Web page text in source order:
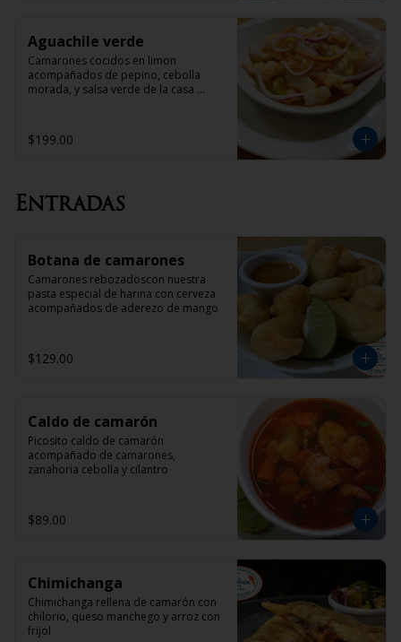
Aguachile verde
Camarones cocidos en limon
acompañados de pepino, cebolla
morada, y salsa verde de la casa
$199.00
Entradas
Botana de camarones
Camarones rebozadoscon nuestra
pasta especial de harina con cerveza
acompañados de aderezo de mango
$129.00
Caldo de camarón
Picosito caldo de camarón
acompañado de camarones,
zanahoria cebolla y cilantro
$89.00
Chimichanga
Chimichanga rellena de camarón con
chilorio, queso manchego y arroz con
frijol